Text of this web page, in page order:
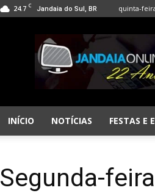
24.7 C Jandaia do Sul, BR quinta-
Jandaia
Online
INÍCIO NOTÍCIAS FESTAS E
Segunda-